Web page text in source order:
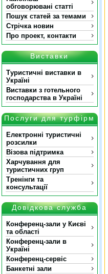
обговорювані статті
Пошук статей за темами
Стрічка новин
Про проект, контакти
Виставки
Туристичні виставки в
Україні
Виставки з готельного
господарства в Україні
Послуги для турфірм
Електронні туристичні
розсилки
Візова підтримка
Харчування для
туристичних груп
Тренінги та
консультації
Довідкова служба
Конференц-зали у Києві
та області
Конференц-зали в
Україні
Конференц-сервіс
Банкетні зали